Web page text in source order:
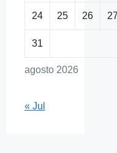
agosto 2026
24 25 26 27
31
« Jul